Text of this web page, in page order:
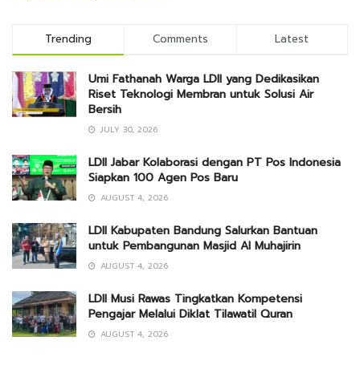
Trending Comments Latest
Umi Fathanah Warga LDII yang Dedikasikan
Riset Teknologi Membran untuk Solusi Air
Bersih
JULY 30, 2026
LDII Jabar Kolaborasi dengan PT Pos Indonesia
Siapkan 100 Agen Pos Baru
AUGUST 4, 2026
LDII Kabupaten Bandung Salurkan Bantuan
untuk Pembangunan Masjid Al Muhajirin
AUGUST 4, 2026
LDII Musi Rawas Tingkatkan Kompetensi
Pengajar Melalui Diklat Tilawatil Quran
AUGUST 4, 2026